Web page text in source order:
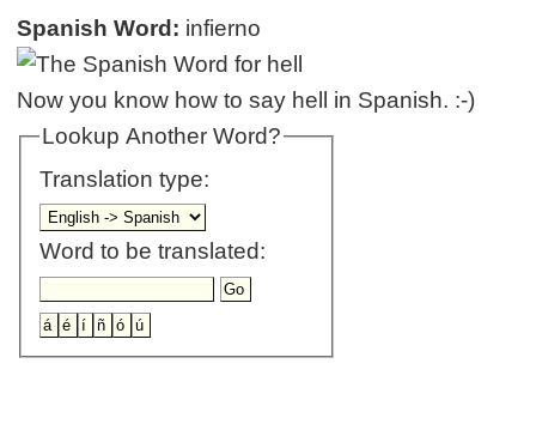
Spanish Word: infierno
Now you know how to say hell in Spanish. :-)
Lookup Another Word?
Translation type:
Word to be translated: